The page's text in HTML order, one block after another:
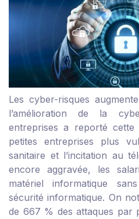
Les cyber-risques
l’amélioration de la
entreprises a reporté cette
petites entreprises plus
sanitaire et l’incitation au
encore aggravée, les
matériel informatique
sécurité informatique. On
de 667 % des attaques par